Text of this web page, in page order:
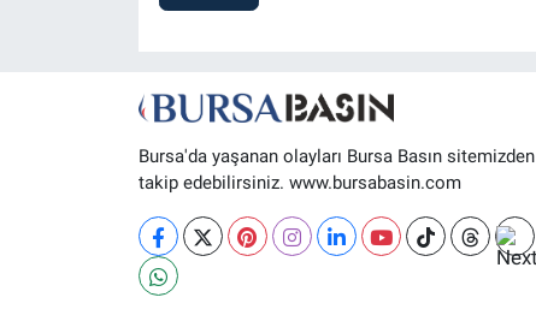
Bursa'da yaşanan olayları Bursa Basın sitemizden
takip edebilirsiniz. www.bursabasin.com